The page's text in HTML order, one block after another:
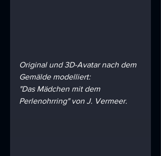
Original und 3D-Avatar nach dem
Gemälde modelliert:
"Das Mädchen mit dem
Perlenohrring" von J. Vermeer.